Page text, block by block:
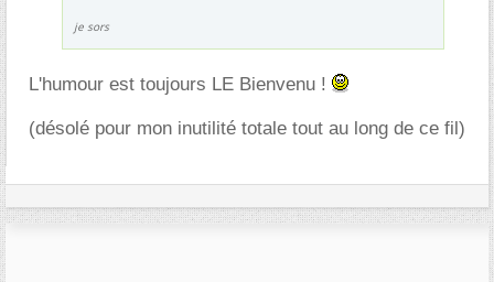
je sors
L'humour est toujours LE Bienvenu !
(désolé pour mon inutilité totale tout au long de ce fil)